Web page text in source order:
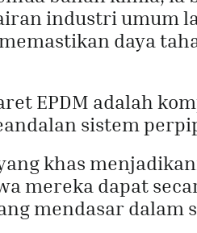
industri umum
daya
EPDM adalah
sistem
khas
mereka dapat
mendasar dalam